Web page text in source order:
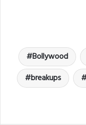
Bollywood
breakups